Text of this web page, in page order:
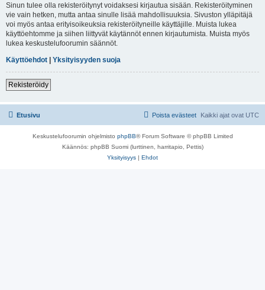
Sinun tulee olla rekisteröitynyt voidaksesi kirjautua sisään. Rekisteröityminen
vie vain hetken, mutta antaa sinulle lisää mahdollisuuksia. Sivuston ylläpitäjä
voi myös antaa erityisoikeuksia rekisteröityneille käyttäjille. Muista lukea
käyttöehtomme ja siihen liittyvät käytännöt ennen kirjautumista. Muista myös
lukea keskustelufoorumin säännöt.
Käyttöehdot | Yksityisyyden suoja
Rekisteröidy
Etusivu Kaikki ajat ovat UTC
Poista evästeet
Keskustelufoorumin ohjelmisto phpBB® Forum Software © phpBB Limited
Käännös: phpBB Suomi (lurttinen, harritapio, Pettis)
Yksityisyys | Ehdot